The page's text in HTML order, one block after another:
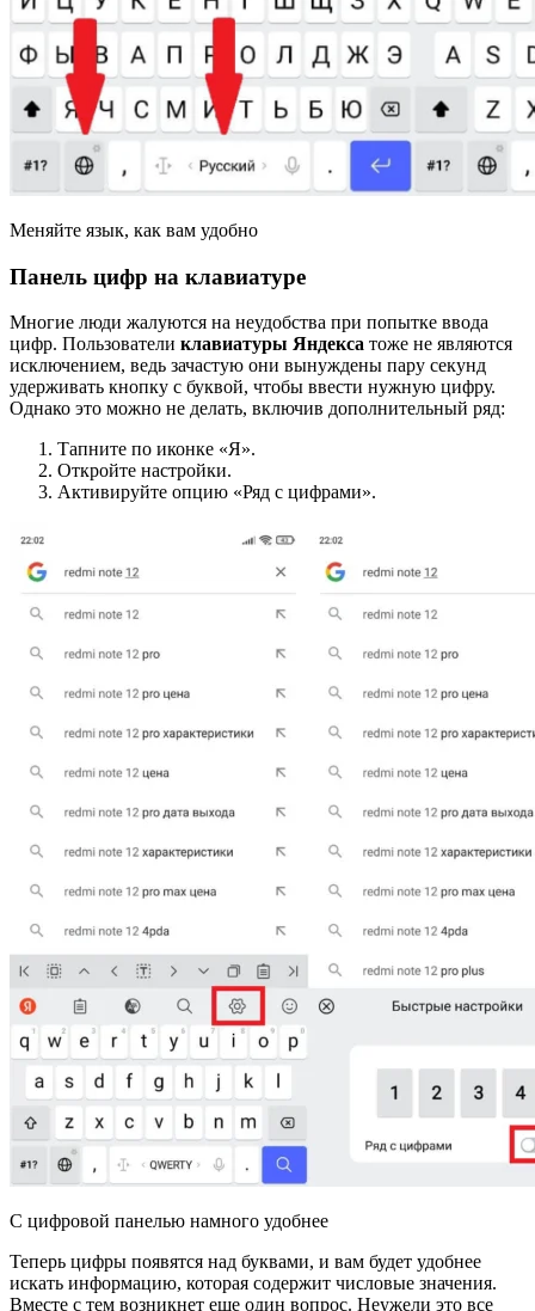
Меняйте язык, как вам удобно
Панель цифр на клавиатуре
Многие люди жалуются на неудобства при попытке ввода
цифр. Пользователи клавиатуры Яндекса тоже не являются
исключением, ведь зачастую они вынуждены пару секунд
удерживать кнопку с буквой, чтобы ввести нужную цифру.
Однако это можно не делать, включив дополнительный ряд:
Тапните по иконке «Я».
Откройте настройки.
Активируйте опцию «Ряд с цифрами».
С цифровой панелью намного удобнее
Теперь цифры появятся над буквами, и вам будет удобнее
искать информацию, которая содержит числовые значения.
Вместе с тем возникнет еще один вопрос. Неужели это все